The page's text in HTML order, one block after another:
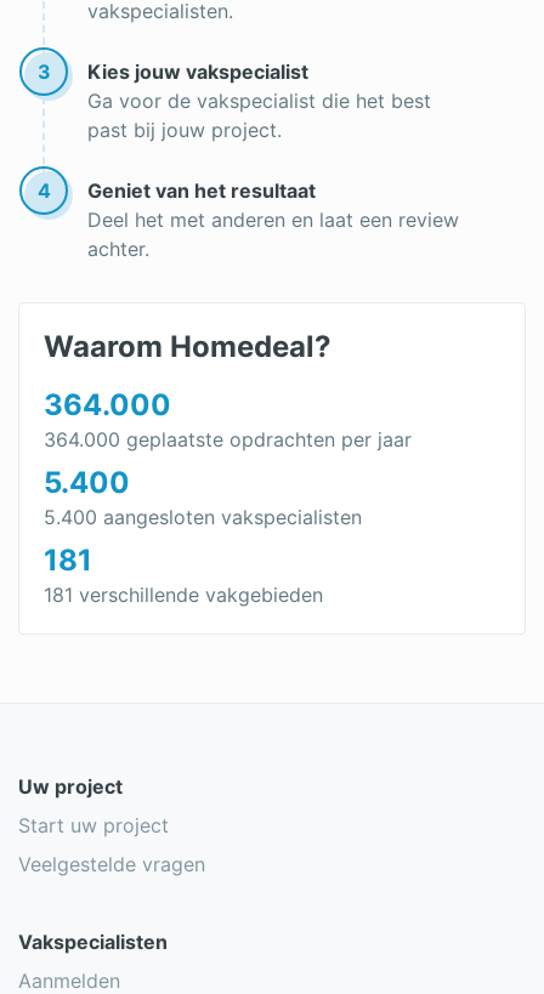
vakspecialisten.
3
Kies jouw vakspecialist
Ga voor de vakspecialist die het best
past bij jouw project.
4
Geniet van het resultaat
Deel het met anderen en laat een review
achter.
Waarom Homedeal?
364.000
364.000 geplaatste opdrachten per jaar
5.400
5.400 aangesloten vakspecialisten
181
181 verschillende vakgebieden
Uw project
Start uw project
Veelgestelde vragen
Vakspecialisten
Aanmelden